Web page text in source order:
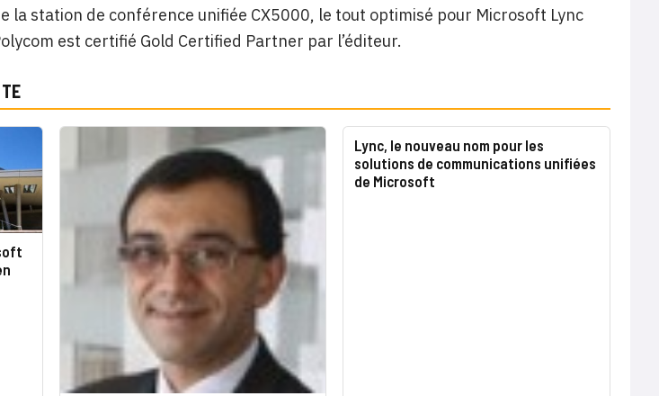
la station de conférence unifiée CX5000, le tout optimisé pour Microsoft Lync
est certifié Gold Certified Partner par l’éditeur.
Lync, le nouveau nom pour les
solutions de communications unifiées
de Microsoft